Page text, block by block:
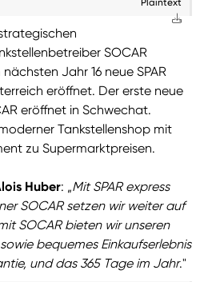
über aktuelle Aktionen,
Gewinnspiele uvm.
Sie sich zumSPAR
Newsletter
SOCAR
Jahr 16 neue SPAR
eröffnet. Der erste neue
eröffnet in Schwechat.
Tankstellenshop mit
zu Supermarktpreisen.
Huber: „Mit SPAR express
SOCAR setzen wir weiter auf
SOCAR bieten wir unseren
bequemes Einkaufserlebnis
und das 365 Tage im Jahr."